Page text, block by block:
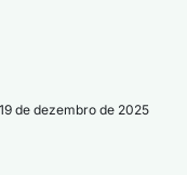
de dezembro de 2025